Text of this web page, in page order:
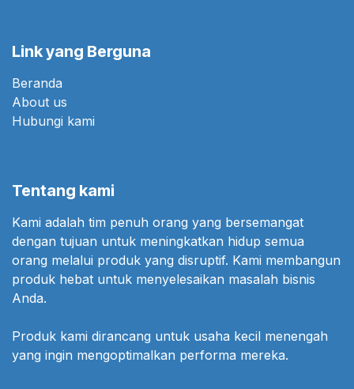
Link yang Berguna
Beranda
About us
Hubungi kami
Tentang kami
Kami adalah tim penuh orang yang bersemangat
dengan tujuan untuk meningkatkan hidup semua
orang melalui produk yang disruptif. Kami membangun
produk hebat untuk menyelesaikan masalah bisnis
Anda.
Produk kami dirancang untuk usaha kecil menengah
yang ingin mengoptimalkan performa mereka.